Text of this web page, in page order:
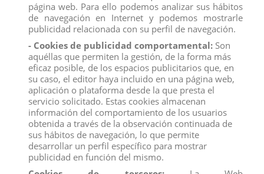
Recuerde que disponemos de unchatdonde le atendemos
personalmente, pregúntenos sus dudas.
Somos una
avalada por una gran experiencia
mercadodedistribuciónyventa al por mayor.
Los mejores precios los encontrarás
www.distribucionfiguraspvc.com , tu página de confianza
Calificación
Comentarios (0)
No hay reseñas de clientes en este momento.
página web. Para ello podemos analizar sus hábitos
de navegación en Internet y podemos mostrarle
publicidad relacionada con su perfil de navegación.
- Cookies de publicidad comportamental: Son
aquéllas que permiten la gestión, de la forma más
eficaz posible, de los espacios publicitarios que, en
su caso, el editor haya incluido en una página web,
aplicación o plataforma desde la que presta el
servicio solicitado. Estas cookies almacenan
información del comportamiento de los usuarios
obtenida a través de la observación continuada de
sus hábitos de navegación, lo que permite
desarrollar un perfil específico para mostrar
publicidad en función del mismo.